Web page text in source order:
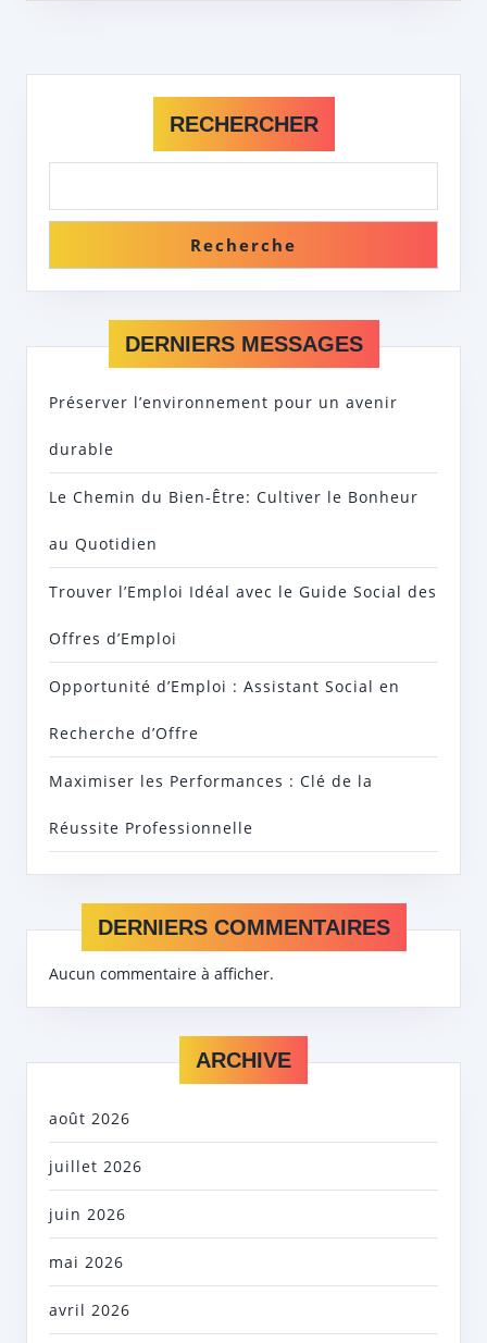
RECHERCHER
Recherche
DERNIERS MESSAGES
Préserver l’environnement pour un avenir
durable
Le Chemin du Bien-Être: Cultiver le Bonheur
au Quotidien
Trouver l’Emploi Idéal avec le Guide Social des
Offres d’Emploi
Opportunité d’Emploi : Assistant Social en
Recherche d’Offre
Maximiser les Performances : Clé de la
Réussite Professionnelle
DERNIERS COMMENTAIRES
Aucun commentaire à afficher.
ARCHIVE
août 2026
juillet 2026
juin 2026
mai 2026
avril 2026